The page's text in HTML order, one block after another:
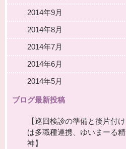
2014年9月
2014年8月
2014年7月
2014年6月
2014年5月
ブログ最新投稿
【巡回検診の準備と後片付け
は多職種連携、ゆいまーる精
神】